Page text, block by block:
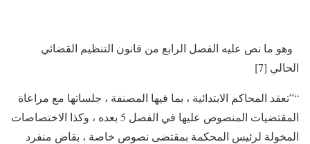
وهو ما نص عليه الفصل الرابع من قانون التنظيم القضائي
الحالي [7]
“”تعقد المحاكم الابتدائية ، بما فيها المصنفة ، جلساتها مع مراعاة
المقتضيات المنصوص عليها في الفصل 5 بعده ، وكذا الاختصاصات
المخولة لرئيس المحكمة بمقتضى نصوص خاصة ، بقاض منفرد